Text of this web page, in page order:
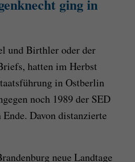
ging in
und Birthler oder der
hatten im Herbst
in Ostberlin
noch 1989 der SED
Davon distanzierte
neue Landtage